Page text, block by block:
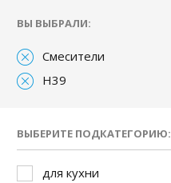
ВЫ ВЫБРАЛИ:
Смесители
H39
ВЫБЕРИТЕ ПОДКАТЕГОРИЮ:
для кухни